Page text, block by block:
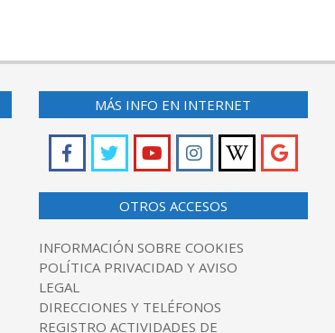
MÁS INFO EN INTERNET
OTROS ACCESOS
INFORMACIÓN SOBRE COOKIES
POLÍTICA PRIVACIDAD Y AVISO
LEGAL
DIRECCIONES Y TELÉFONOS
REGISTRO ACTIVIDADES DE